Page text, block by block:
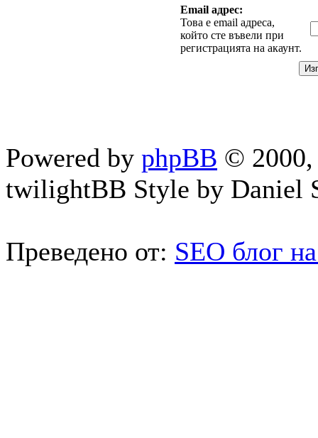
Email адрес:
Това е email адреса,
който сте въвели при
регистрацията на акаунт.
Powered by phpBB © 2000,
twilightBB Style by Daniel
Преведено от: SEO блог